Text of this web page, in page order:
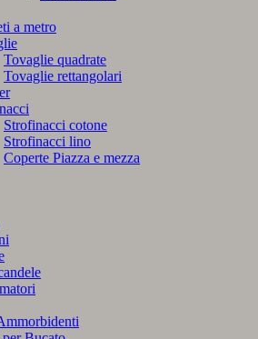
a metro
Tovaglie quadrate
Tovaglie rettangolari
Strofinacci cotone
Strofinacci lino
Coperte Piazza e mezza